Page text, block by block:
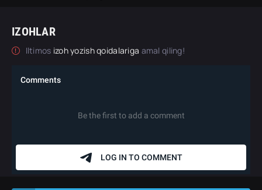
IZOHLAR
Iltimos izoh yozish qoidalariga amal qiling!